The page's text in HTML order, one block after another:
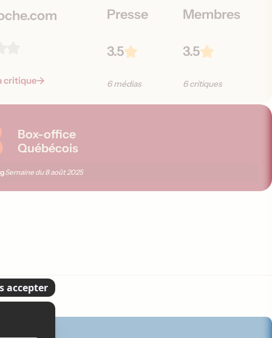
critique
Presse
3.5
6 médias
Membres
3.5
6 critiques
Box-office
Québécois
Semaine du8 août 2025